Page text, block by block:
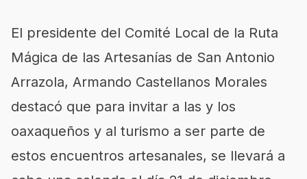
El presidente del Comité Local de la Ruta
Mágica de las Artesanías de San Antonio
Arrazola, Armando Castellanos Morales
destacó que para invitar a las y los
oaxaqueños y al turismo a ser parte de
estos encuentros artesanales, se llevará a